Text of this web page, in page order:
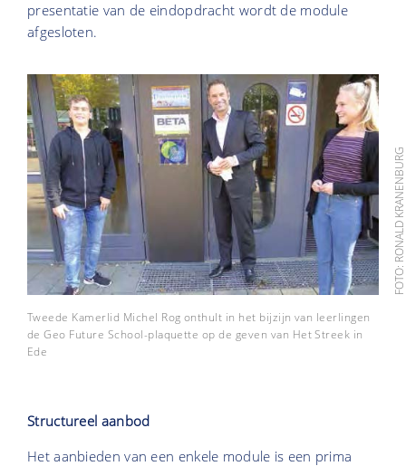
presentatie van de eindopdracht wordt de module
afgesloten.
FOTO: RONALD KRANENBURG
Tweede Kamerlid Michel Rog onthult in het bijzijn van leerlingen
de Geo Future School-plaquette op de geven van Het Streek in
Ede
Structureel aanbod
Het aanbieden van een enkele module is een prima